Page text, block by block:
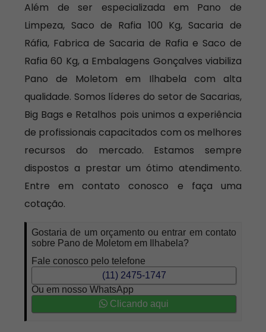
Além de ser especializada em Pano de
Limpeza, Saco de Rafia 100 Kg, Sacaria de
Ráfia, Fabrica de Sacaria de Rafia e Saco de
Rafia 60 Kg, a Embalagens Gonçalves viabiliza
Pano de Moletom em Ilhabela com alta
qualidade. Somos líderes do setor de Sacarias,
Big Bags e Retalhos pois unimos a experiência
de profissionais capacitados com os melhores
recursos do mercado. Estamos sempre
dispostos a prestar um ótimo atendimento.
Entre em contato conosco e faça uma
cotação.
Gostaria de um orçamento ou entrar em contato
sobre Pano de Moletom em Ilhabela?
Fale conosco pelo telefone
(11) 2475-1747
Ou em nosso WhatsApp
Clicando aqui